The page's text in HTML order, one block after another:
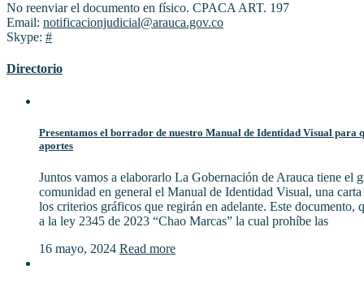
No reenviar el documento en físico. CPACA ART. 197
Email: notificacionjudicial@arauca.gov.co
Skype: #
Directorio
Presentamos el borrador de nuestro Manual de Identidad Visual para
aportes
Juntos vamos a elaborarlo La Gobernación de Arauca tiene el
comunidad en general el Manual de Identidad Visual, una
los criterios gráficos que regirán en adelante. Este documento,
a la ley 2345 de 2023 “Chao Marcas” la cual prohíbe las
16 mayo, 2024 Read more